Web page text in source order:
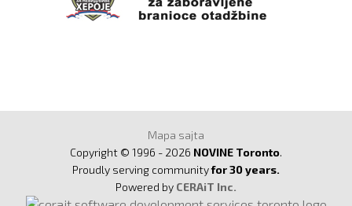
Mapa sajta
Copyright © 1996 - 2026 NOVINE Toronto.
Proudly serving communityfor 30 years.
Powered by CERAiT Inc.